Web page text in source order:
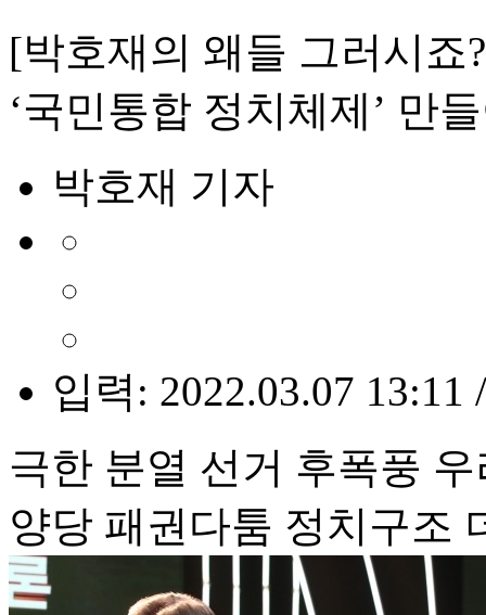
[박호재의 왜들 그러시죠
‘국민통합 정치체제’ 만
박호재 기자
입력: 2022.03.07 13:11
극한 분열 선거 후폭풍
양당 패권다툼 정치구조